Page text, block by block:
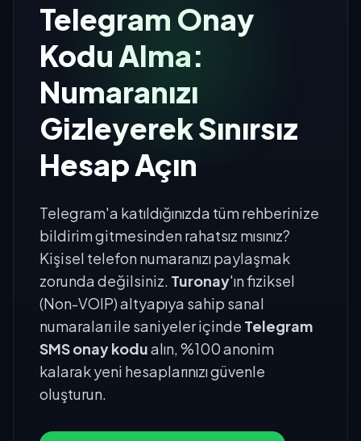
Telegram Onay
Kodu Alma:
Numaranızı
Gizleyerek Sınırsız
Hesap Açın
Telegram'a katıldığınızda tüm rehberinize
bildirim gitmesinden rahatsız mısınız?
Kişisel telefon numaranızı paylaşmak
zorunda değilsiniz. Turonay'ın fiziksel
(Non-VOIP) altyapıya sahip sanal
numaraları ile saniyeler içinde Telegram
SMS onay kodualın, %100 anonim
kalarak yeni hesaplarınızı güvenle
oluşturun.